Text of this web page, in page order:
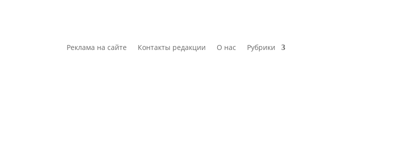
Реклама на сайте Контакты редакции О нас Рубрики